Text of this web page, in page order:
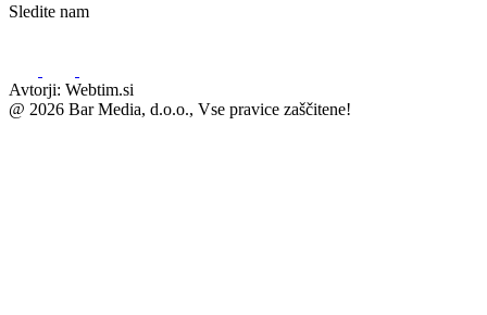
Sledite nam
Avtorji: Webtim.si
@ 2026 Bar Media, d.o.o., Vse pravice zaščitene!